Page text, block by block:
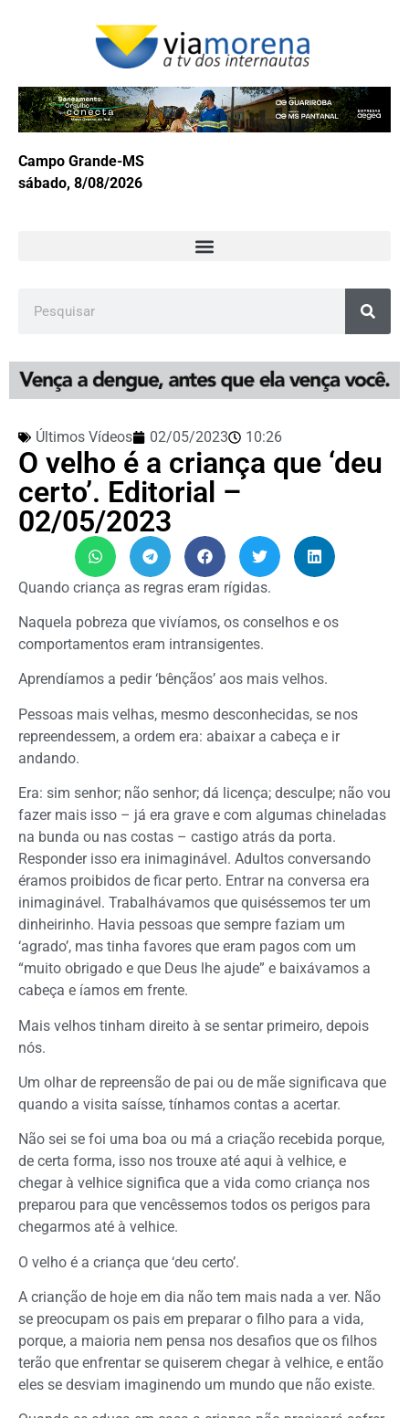
Campo Grande-MS
sábado, 8/08/2026
Últimos Vídeos 02/05/2023 10:26
O velho é a criança que ‘deu
certo’. Editorial –
02/05/2023
Quando criança as regras eram rígidas.
Naquela pobreza que vivíamos, os conselhos e os
comportamentos eram intransigentes.
Aprendíamos a pedir ‘bênçãos’ aos mais velhos.
Pessoas mais velhas, mesmo desconhecidas, se nos
repreendessem, a ordem era: abaixar a cabeça e ir
andando.
Era: sim senhor; não senhor; dá licença; desculpe; não vou
fazer mais isso – já era grave e com algumas chineladas
na bunda ou nas costas – castigo atrás da porta.
Responder isso era inimaginável. Adultos conversando
éramos proibidos de ficar perto. Entrar na conversa era
inimaginável. Trabalhávamos que quiséssemos ter um
dinheirinho. Havia pessoas que sempre faziam um
‘agrado’, mas tinha favores que eram pagos com um
“muito obrigado e que Deus lhe ajude” e baixávamos a
cabeça e íamos em frente.
Mais velhos tinham direito à se sentar primeiro, depois
nós.
Um olhar de repreensão de pai ou de mãe significava que
quando a visita saísse, tínhamos contas a acertar.
Não sei se foi uma boa ou má a criação recebida porque,
de certa forma, isso nos trouxe até aqui à velhice, e
chegar à velhice significa que a vida como criança nos
preparou para que vencêssemos todos os perigos para
chegarmos até à velhice.
O velho é a criança que ‘deu certo’.
A crianção de hoje em dia não tem mais nada a ver. Não
se preocupam os pais em preparar o filho para a vida,
porque, a maioria nem pensa nos desafios que os filhos
terão que enfrentar se quiserem chegar à velhice, e então
eles se desviam imaginendo um mundo que não existe.